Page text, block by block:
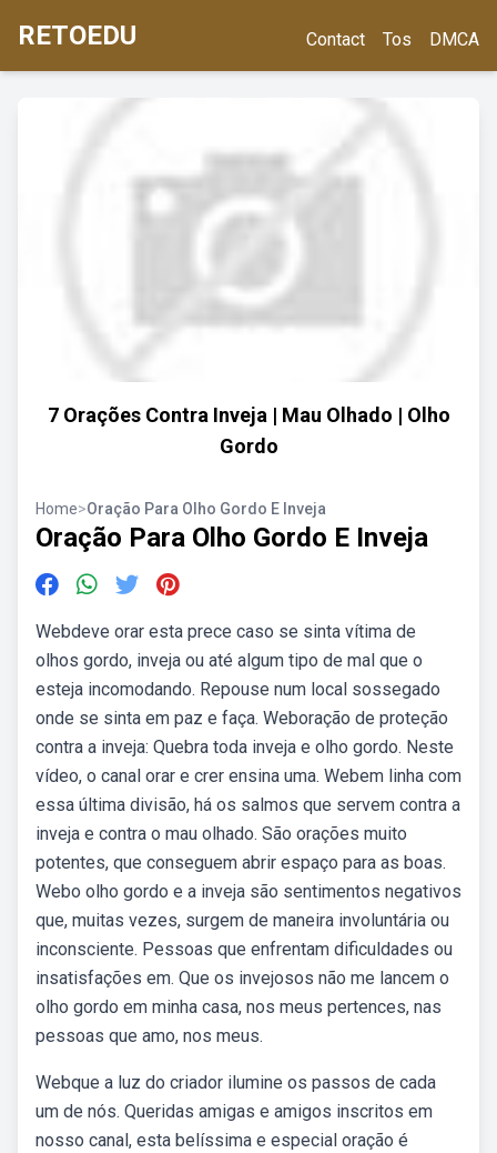
RETOEDU Contact Tos DMCA
7 Orações Contra Inveja | Mau Olhado | Olho
Gordo
Home>Oração Para Olho Gordo E Inveja
Oração Para Olho Gordo E Inveja
Webdeve orar esta prece caso se sinta vítima de
olhos gordo, inveja ou até algum tipo de mal que o
esteja incomodando. Repouse num local sossegado
onde se sinta em paz e faça. Weboração de proteção
contra a inveja: Quebra toda inveja e olho gordo. Neste
vídeo, o canal orar e crer ensina uma. Webem linha com
essa última divisão, há os salmos que servem contra a
inveja e contra o mau olhado. São orações muito
potentes, que conseguem abrir espaço para as boas.
Webo olho gordo e a inveja são sentimentos negativos
que, muitas vezes, surgem de maneira involuntária ou
inconsciente. Pessoas que enfrentam dificuldades ou
insatisfações em. Que os invejosos não me lancem o
olho gordo em minha casa, nos meus pertences, nas
pessoas que amo, nos meus.
Webque a luz do criador ilumine os passos de cada
um de nós. Queridas amigas e amigos inscritos em
nosso canal, esta belíssima e especial oração é